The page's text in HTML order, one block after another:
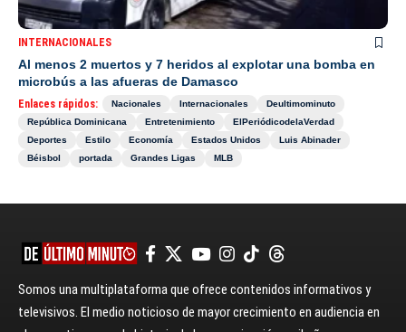
INTERNACIONALES
Al menos 2 muertos y 7 heridos al explotar una bomba en
microbús a las afueras de Damasco
Enlaces rápidos: Nacionales Internacionales
Deultimominuto
República Dominicana
Entretenimiento
ElPeriódicodelaVerdad
Deportes
Estilo Economía Estados Unidos
Luis Abinader
Béisbol
portada Grandes Ligas MLB
Somos una multiplataforma que ofrece contenidos informativos y
televisivos. El medio noticioso de mayor crecimiento en audiencia en